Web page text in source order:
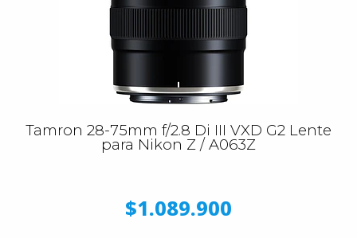
Tamron 28-75mm f/2.8 Di III VXD G2 Lente
para Nikon Z / A063Z
$1.089.900